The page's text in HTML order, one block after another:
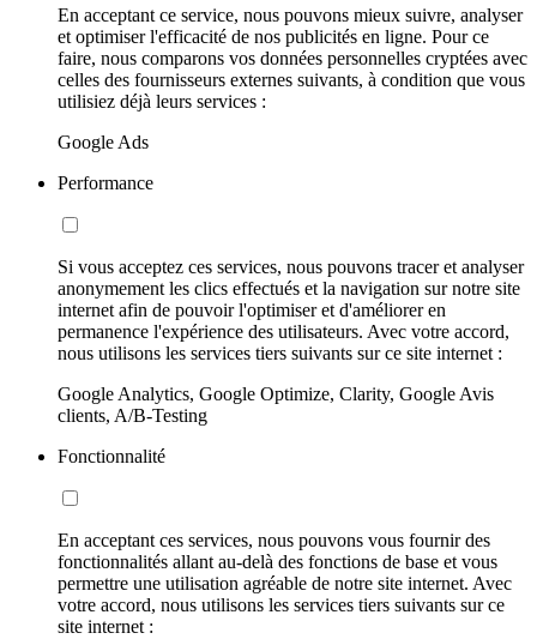
En acceptant ce service, nous pouvons mieux suivre, analyser
et optimiser l'efficacité de nos publicités en ligne. Pour ce
faire, nous comparons vos données personnelles cryptées avec
celles des fournisseurs externes suivants, à condition que vous
utilisiez déjà leurs services :
Google Ads
Performance
Si vous acceptez ces services, nous pouvons tracer et analyser
anonymement les clics effectués et la navigation sur notre site
internet afin de pouvoir l'optimiser et d'améliorer en
permanence l'expérience des utilisateurs. Avec votre accord,
nous utilisons les services tiers suivants sur ce site internet :
Google Analytics, Google Optimize, Clarity, Google Avis
clients, A/B-Testing
Fonctionnalité
En acceptant ces services, nous pouvons vous fournir des
fonctionnalités allant au-delà des fonctions de base et vous
permettre une utilisation agréable de notre site internet. Avec
votre accord, nous utilisons les services tiers suivants sur ce
site internet :